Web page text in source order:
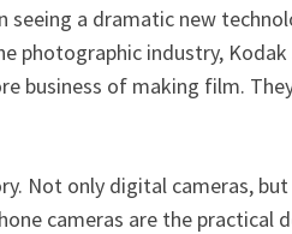
seeing a dramatic new
photographic industry,
business of making film.
Not only digital cameras,
cameras are the practical